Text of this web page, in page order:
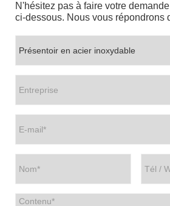
N'hésitez pas à faire votre
ci-dessous. Nous vous répondrons